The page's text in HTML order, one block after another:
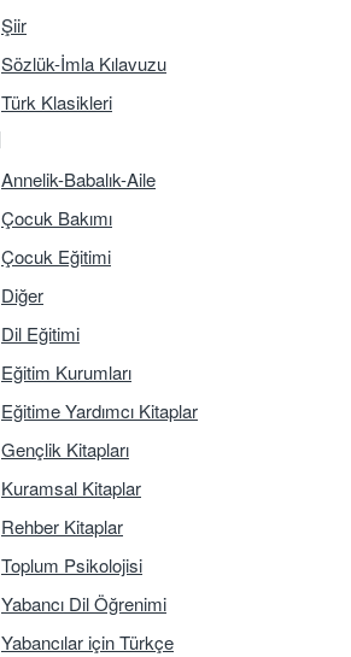
Şiir
Sözlük-İmla Kılavuzu
Türk Klasikleri
Annelik-Babalık-Aile
Çocuk Bakımı
Çocuk Eğitimi
Diğer
Dil Eğitimi
Eğitim Kurumları
Eğitime Yardımcı Kitaplar
Gençlik Kitapları
Kuramsal Kitaplar
Rehber Kitaplar
Toplum Psikolojisi
Yabancı Dil Öğrenimi
Yabancılar için Türkçe